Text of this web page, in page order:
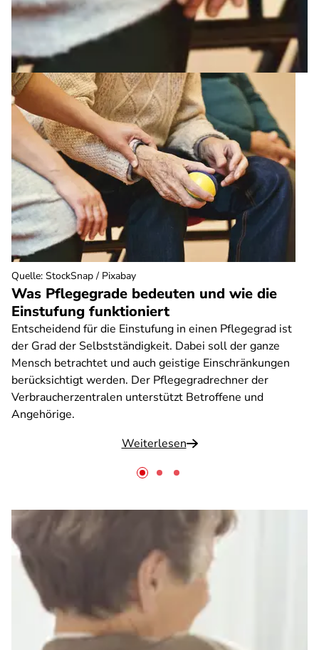
Was Pflegegrade bedeuten und wie die
Einstufung funktioniert
Entscheidend für die Einstufung in einen Pflegegrad ist
der Grad der Selbstständigkeit. Dabei soll der ganze
Mensch betrachtet und auch geistige Einschränkungen
berücksichtigt werden. Der Pflegegradrechner der
Verbraucherzentralen unterstützt Betroffene und
Angehörige.
Weiterlesen
Quelle: StockSnap / Pixabay